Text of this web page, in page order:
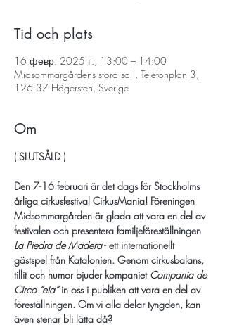
Tid och plats
16 февр. 2025 г., 13:00 – 14:00
Midsommargårdens stora sal , Telefonplan 3,
126 37 Hägersten, Sverige
Om
( SLUTSÅLD )
Den 7-16 februari är det dags för Stockholms
årliga cirkusfestival CirkusMania! Föreningen
Midsommargården är glada att vara en del av
festivalen och presentera familjeföreställningen
La Piedra de Madera - ett internationellt
gästspel från Katalonien. Genom cirkusbalans,
tillit och humor bjuder kompaniet Compania de
Circo “eia” in oss i publiken att vara en del av
föreställningen. Om vi alla delar tyngden, kan
även stenar bli lätta då?